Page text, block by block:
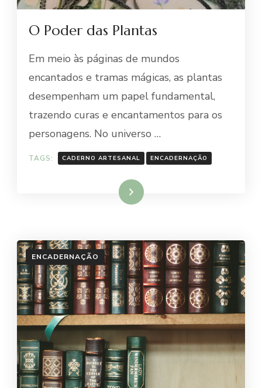
O Poder das Plantas
Em meio às páginas de mundos
encantados e tramas mágicas, as plantas
desempenham um papel fundamental,
trazendo curas e encantamentos para os
personagens. No universo …
TAGS: CADERNO ARTESANAL ENCADERNAÇÃO
Ler mais
ENCADERNAÇÃO